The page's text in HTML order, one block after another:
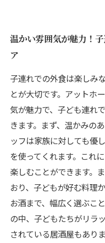
温かい雰囲気が魅力！
ア
子連れでの外食は楽しみ
とが大切です。アットホ
気が魅力で、子ども連れ
きます。まず、温かみの
ッフは家族に対しても優
を使ってくれます。これ
楽しむことができます。
おり、子どもが好む料理
お酒まで、幅広く選ぶこ
の中、子どもたちがリラ
されている居酒屋もあり